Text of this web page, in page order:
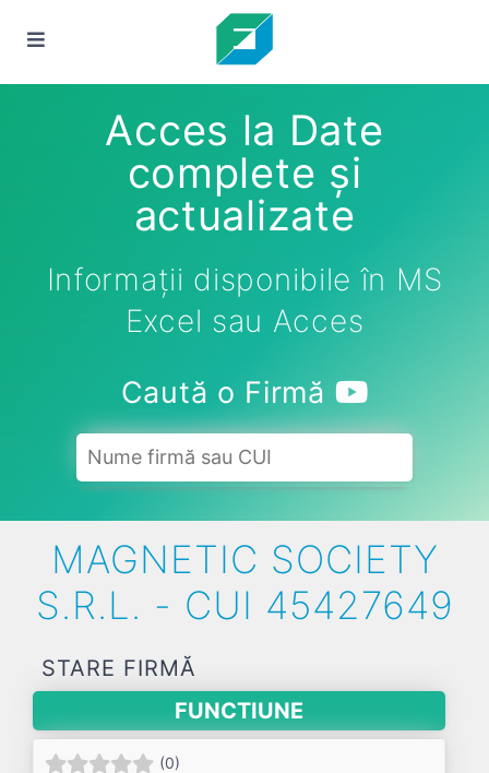
Acces la Date
complete și
actualizate
Informații disponibile în MS
Excel sau Acces
Caută o Firmă
MAGNETIC SOCIETY
S.R.L. - CUI 45427649
STARE FIRMĂ
FUNCTIUNE
(0)